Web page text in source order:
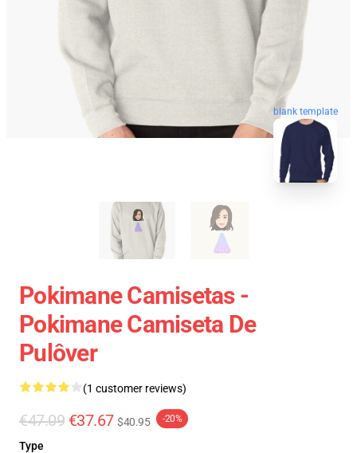
blank template
Pokimane Camisetas -
Pokimane Camiseta De
Pulôver
(1 customer reviews)
€47.09 €37.67 $40.95 -20%
Type